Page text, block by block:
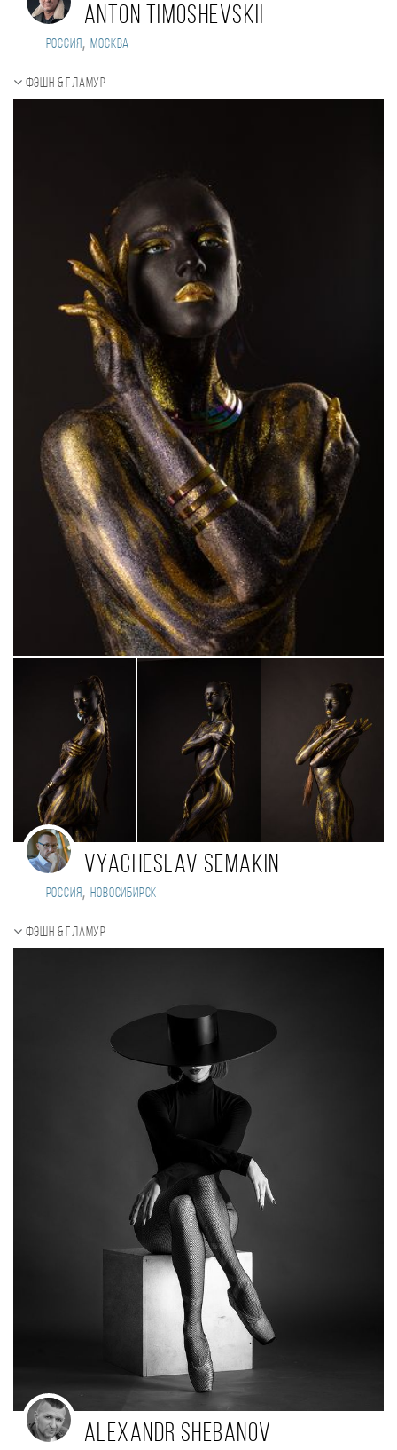
Anton Timoshevskii
Россия, Москва
Фэшн & Гламур
Vyacheslav Semakin
Россия, Новосибирск
Фэшн & Гламур
Alexandr Shebanov